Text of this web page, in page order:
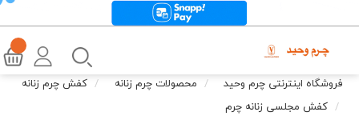
فروشگاه اینترنتی چرم وحید محصولات چرم زنانه
کفش چرم زنانه
کفش مجلسی زنانه چرم